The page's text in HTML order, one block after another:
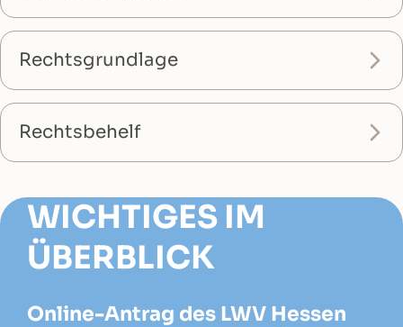
Rechtsgrundlage
Rechtsbehelf
WICHTIGES IM
ÜBERBLICK
Online-Antrag des LWV Hessen